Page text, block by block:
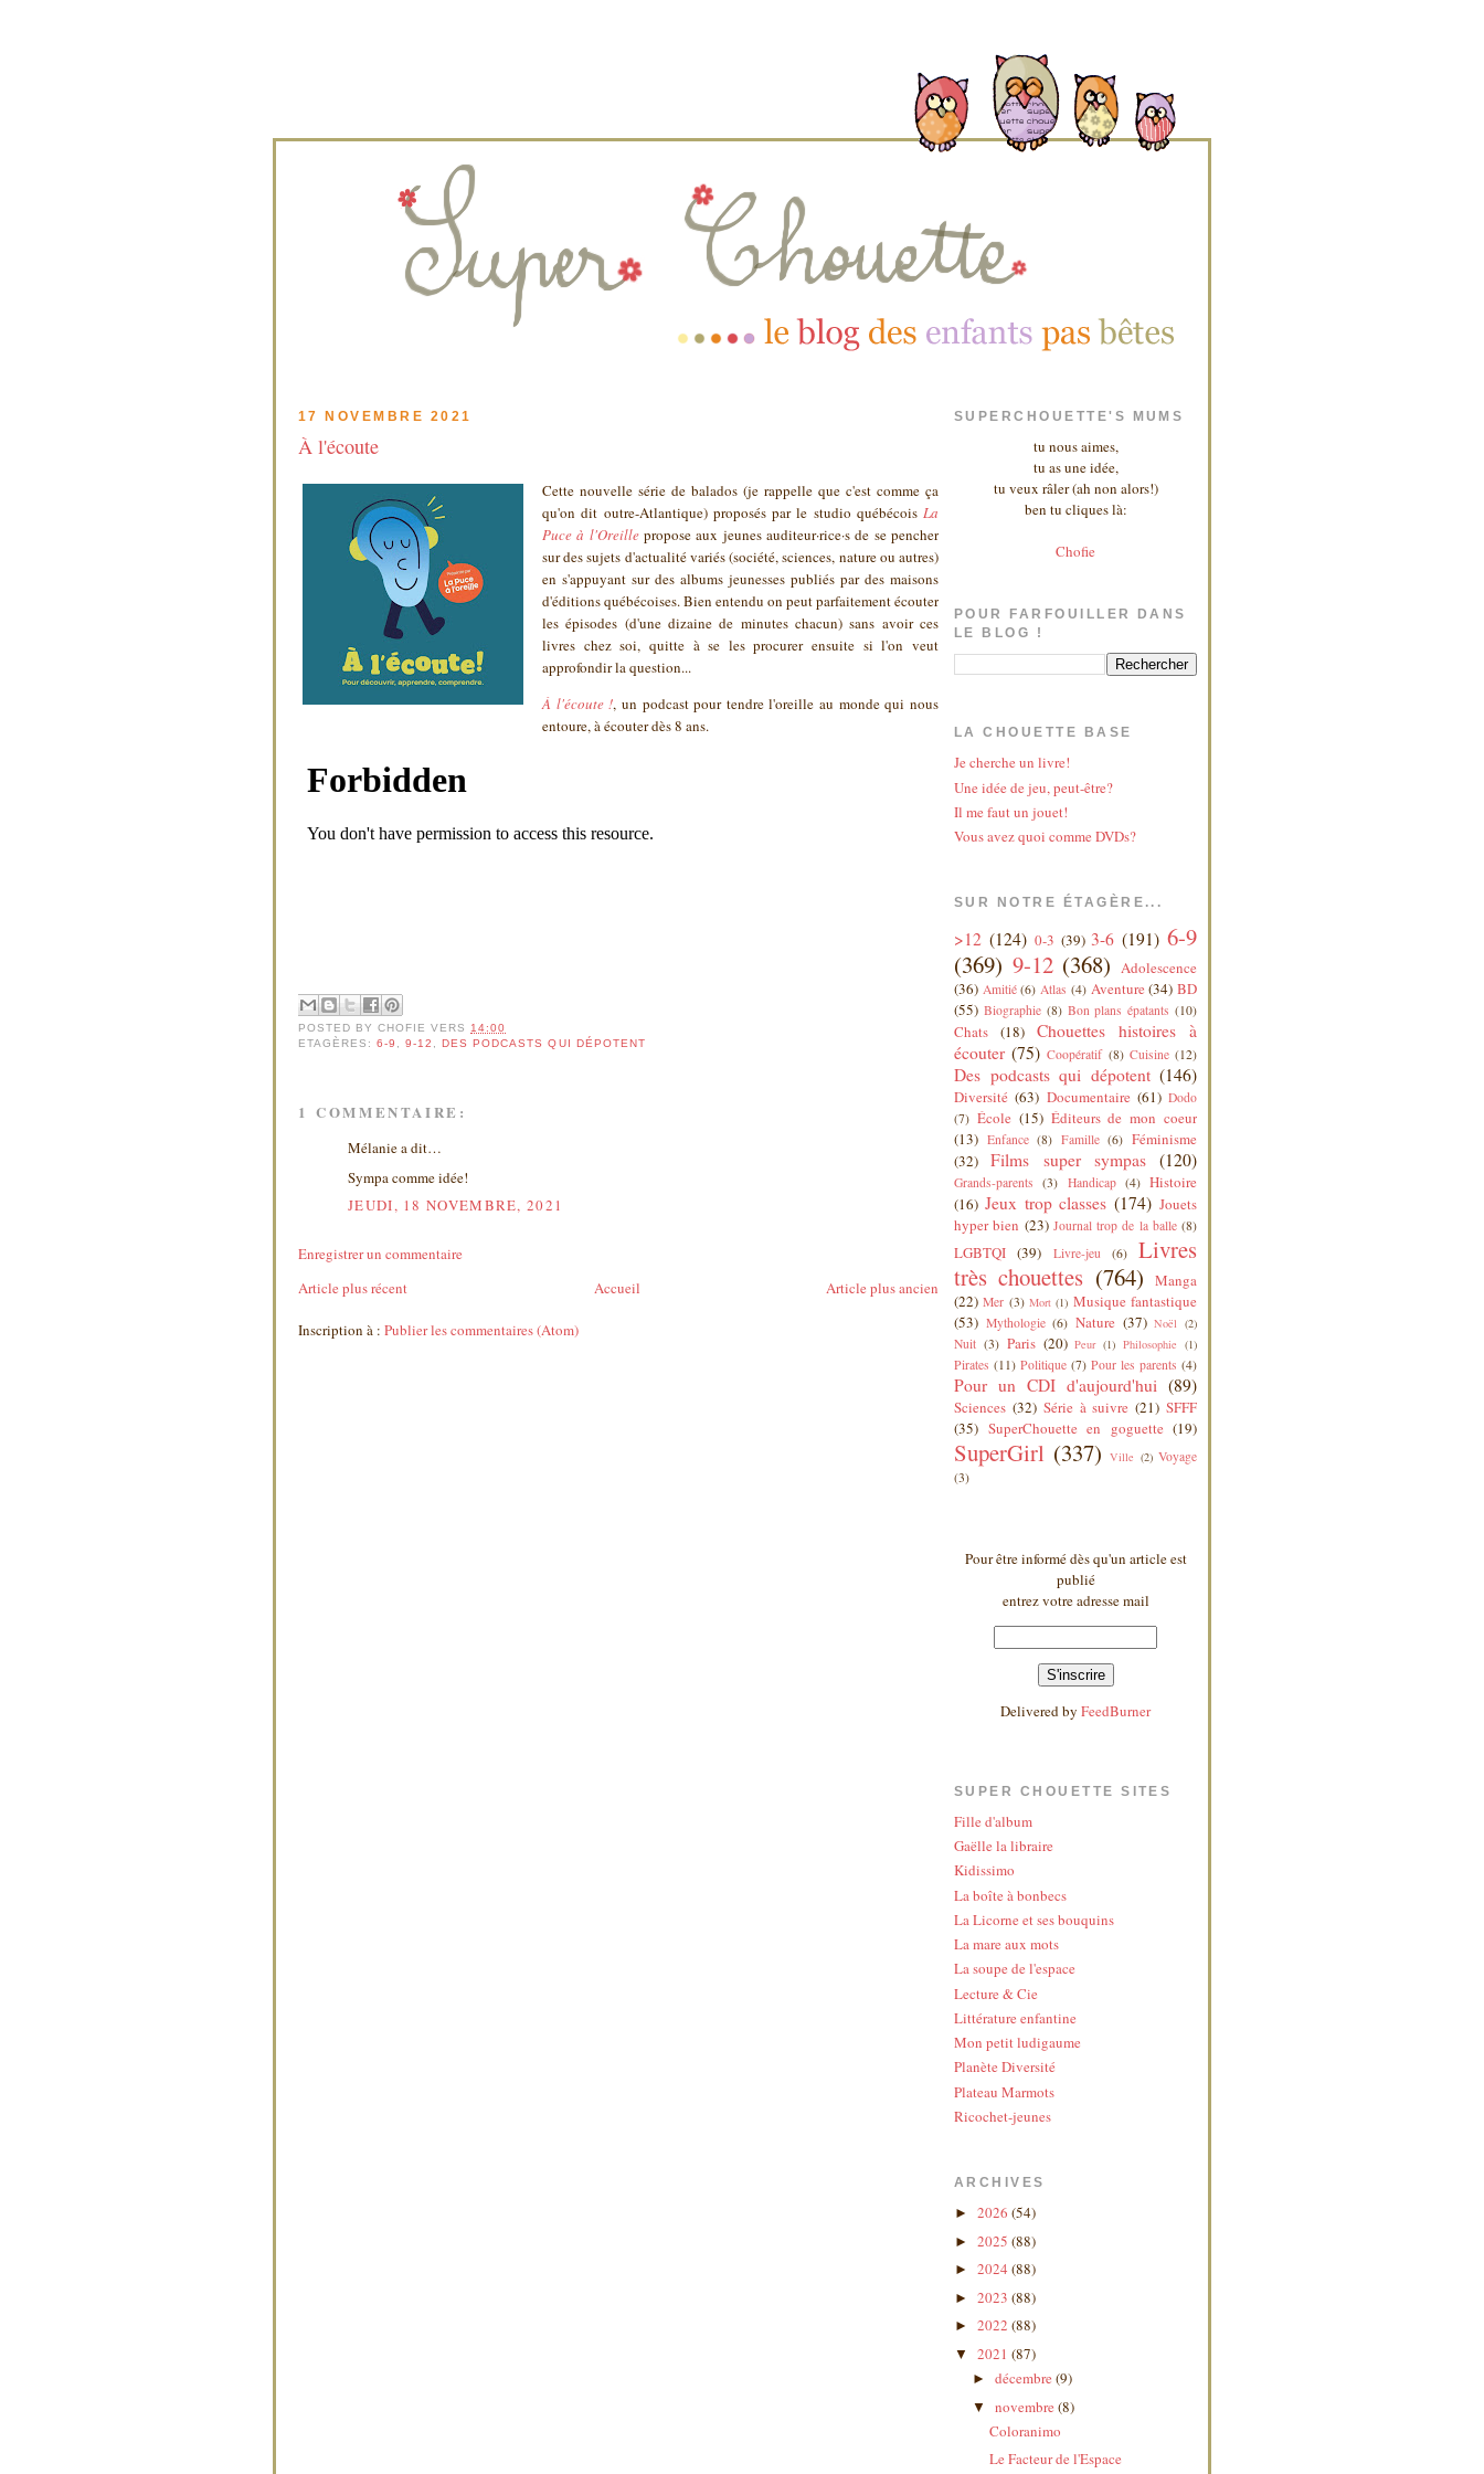
17 NOVEMBRE 2021
À l'écoute
Cette nouvelle série de balados (je rappelle que c'est comme ça
qu'on dit outre-Atlantique) proposés par le studio québécois La
Puce à l'Oreillepropose aux jeunes auditeur·rice·s de se pencher
sur des sujets d'actualité variés (société, sciences, nature ou autres)
en s'appuyant sur des albums jeunesses publiés par des maisons
d'éditions québécoises. Bien entendu on peut parfaitement écouter
les épisodes (d'une dizaine de minutes chacun) sans avoir ces
livres chez soi, quitte à se les procurer ensuite si l'on veut
approfondir la question...
À l'écoute !, un podcast pour tendre l'oreille au monde qui nous
entoure, à écouter dès 8 ans.
POSTED BYCHOFIE VERS 14:00
ETAGÈRES:6-9 ,9-12 ,DES PODCASTS QUI DÉPOTENT
1 COMMENTAIRE:
Mélanie a dit…
Sympa comme idée!
JEUDI, 18 NOVEMBRE, 2021
Enregistrer un commentaire
Article plus récent
Article plus ancien
Accueil
Inscription à : Publier les commentaires (Atom)
SUPERCHOUETTE'S MUMS
tu nous aimes,
tu as une idée,
tu veux râler (ah non alors!)
ben tu cliques là:
Chofie
POUR FARFOUILLER DANS
LE BLOG !
LA CHOUETTE BASE
Je cherche un livre!
Une idée de jeu, peut-être?
Il me faut un jouet!
Vous avez quoi comme DVDs?
SUR NOTRE ÉTAGÈRE...
>12 (124) 0-3 (39) 3-6 (191) 6-9
(369) 9-12 (368)
Adolescence
(36) Amitié (6) Atlas (4) Aventure (34) BD
(55) Biographie (8) Bon plans épatants (10)
Chats (18)
Chouettes histoires à
écouter (75) Coopératif (8) Cuisine (12)
Des podcasts qui dépotent (146)
Diversité (63) Documentaire (61) Dodo
(7) École (15) Éditeurs de mon coeur
(13) Enfance (8) Famille (6) Féminisme
(32)
Films super sympas (120)
Grands-parents (3) Handicap (4) Histoire
(16) Jeux trop classes (174) Jouets
hyper bien (23) Journal trop de la balle (8)
LGBTQI (39) Livre-jeu (6)
Livres
très chouettes (764)
Manga
(22) Mer (3) Mort (1) Musique fantastique
(53) Mythologie (6) Nature (37) Noël (2)
Nuit (3) Paris (20) Peur (1) Philosophie (1)
Pirates (11) Politique (7) Pour les parents (4)
Pour un CDI d'aujourd'hui (89)
Sciences (32) Série à suivre (21) SFFF
(35) SuperChouette en goguette (19)
SuperGirl (337) Ville (2) Voyage
(3)
Pour être informé dès qu'un article est
publié
entrez votre adresse mail
Delivered by FeedBurner
SUPER CHOUETTE SITES
Fille d'album
Gaëlle la libraire
Kidissimo
La boîte à bonbecs
La Licorne et ses bouquins
La mare aux mots
La soupe de l'espace
Lecture & Cie
Littérature enfantine
Mon petit ludigaume
Planète Diversité
Plateau Marmots
Ricochet-jeunes
ARCHIVES
► 2026 (54)
► 2025 (88)
► 2024 (88)
► 2023 (88)
► 2022 (88)
▼ 2021 (87)
► décembre (9)
▼ novembre (8)
Coloranimo
Le Facteur de l'Espace